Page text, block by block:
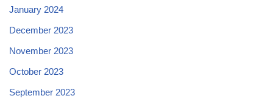
January 2024
December 2023
November 2023
October 2023
September 2023